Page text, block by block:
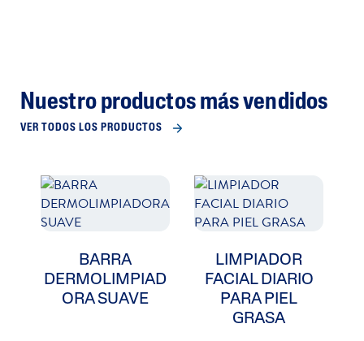
Nuestro productos más vendidos
VER TODOS LOS PRODUCTOS
BARRA
DERMOLIMPIAD
ORA SUAVE
LIMPIADOR
FACIAL DIARIO
PARA PIEL
GRASA